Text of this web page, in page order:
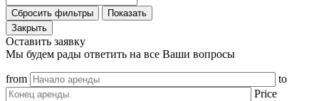
Сбросить фильтры
Показать
Закрыть
Оставить заявку
Мы будем рады ответить на все Ваши вопросы
from
to
Price